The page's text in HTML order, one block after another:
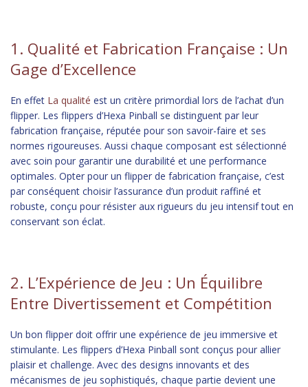
1. Qualité et Fabrication Française : Un
Gage d’Excellence
En effet La qualité est un critère primordial lors de l’achat d’un
flipper. Les flippers d’Hexa Pinball se distinguent par leur
fabrication française, réputée pour son savoir-faire et ses
normes rigoureuses. Aussi chaque composant est sélectionné
avec soin pour garantir une durabilité et une performance
optimales. Opter pour un flipper de fabrication française, c’est
par conséquent choisir l’assurance d’un produit raffiné et
robuste, conçu pour résister aux rigueurs du jeu intensif tout en
conservant son éclat.
2. L’Expérience de Jeu : Un Équilibre
Entre Divertissement et Compétition
Un bon flipper doit offrir une expérience de jeu immersive et
stimulante. Les flippers d’Hexa Pinball sont conçus pour allier
plaisir et challenge. Avec des designs innovants et des
mécanismes de jeu sophistiqués, chaque partie devient une